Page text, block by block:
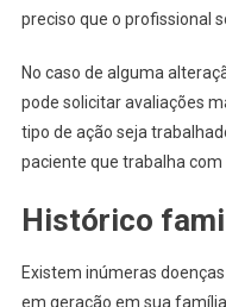
preciso que o profissional
No caso de alguma
pode solicitar avaliações
tipo de ação seja
paciente que trabalha com
Histórico
Existem inúmeras
em geração em sua